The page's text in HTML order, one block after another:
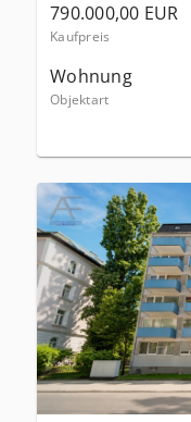
790.000,00 EUR
Kaufpreis
Wohnung
Objektart